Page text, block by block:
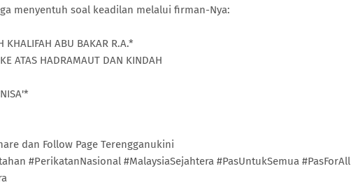
menyentuh soal keadilan melalui firman-Nya:
KHALIFAH ABU BAKAR R.A.*
ATAS HADRAMAUT DAN KINDAH
dan Follow Page Terengganukini
#PerikatanNasional #MalaysiaSejahtera #PasUntukSemua #PasForAll